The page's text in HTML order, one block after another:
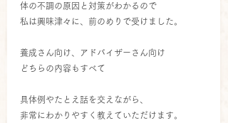
体の不調の原因と対策がわかるので
私は興味津々に、前のめりで受けました。
養成さん向け、アドバイザーさん向け
どちらの内容もすべて
具体例やたとえ話を交えながら、
非常にわかりやすく教えていただけます。